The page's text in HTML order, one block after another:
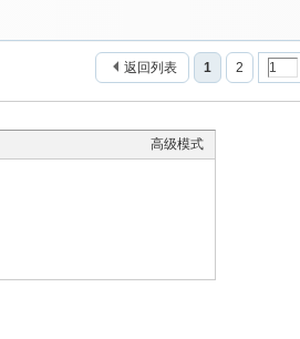
1 2
返回列表
高级模式